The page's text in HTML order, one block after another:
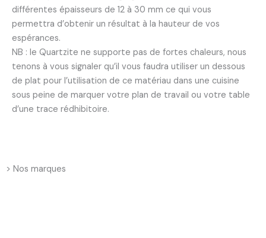
différentes épaisseurs de 12 à 30 mm ce qui vous
permettra d’obtenir un résultat à la hauteur de vos
espérances.
NB : le Quartzite ne supporte pas de fortes chaleurs, nous
tenons à vous signaler qu’il vous faudra utiliser un dessous
de plat pour l’utilisation de ce matériau dans une cuisine
sous peine de marquer votre plan de travail ou votre table
d’une trace rédhibitoire.
> Nos marques